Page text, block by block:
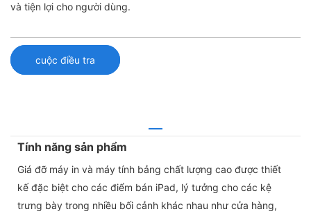
và tiện lợi cho người dùng.
cuộc điều tra
Tính năng sản phẩm
Giá đỡ máy in và máy tính bảng chất lượng cao được thiết
kế đặc biệt cho các điểm bán iPad, lý tưởng cho các kệ
trưng bày trong nhiều bối cảnh khác nhau như cửa hàng,